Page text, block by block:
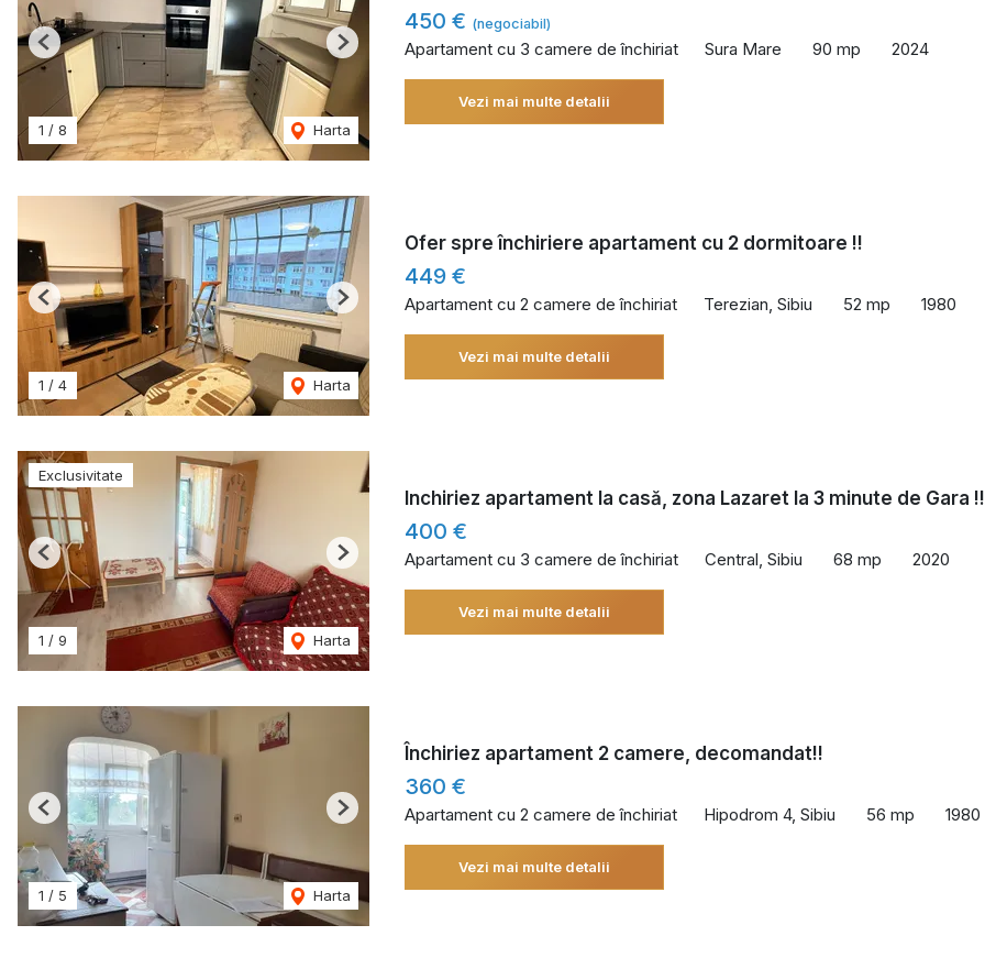
1 / 8 Harta
Previous Next
450 € (negociabil)
Apartament cu 3 camere de închiriat Sura Mare 90 mp 2024
Vezi mai multe detalii
1 / 4 Harta
Previous Next
Ofer spre închiriere apartament cu 2 dormitoare !!
449 €
Apartament cu 2 camere de închiriat Terezian, Sibiu 52 mp 1980
Vezi mai multe detalii
Exclusivitate
1 / 9 Harta
Previous Next
Inchiriez apartament la casă, zona Lazaret la 3 minute de Gara !!
400 €
Apartament cu 3 camere de închiriat Central, Sibiu 68 mp 2020
Vezi mai multe detalii
1 / 5 Harta
Previous Next
Închiriez apartament 2 camere, decomandat!!
360 €
Apartament cu 2 camere de închiriat Hipodrom 4, Sibiu 56 mp 1980
Vezi mai multe detalii